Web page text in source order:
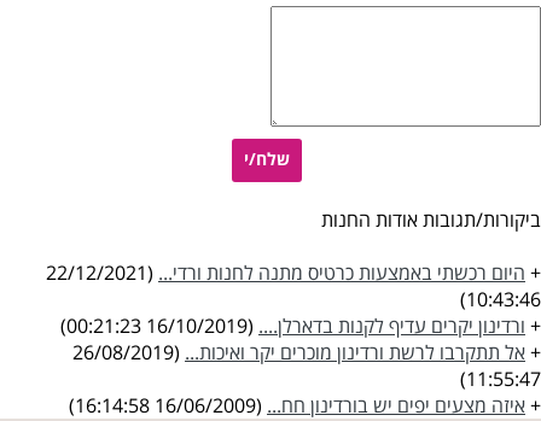
שלח/י
ביקורות/תגובות אודות החנות
+ היום רכשתי באמצעות כרטיס מתנה לחנות ורדי... (22/12/2021
10:43:46)
+ ורדינון יקרים עדיף לקנות בדארלן.... (16/10/2019 00:21:23)
+אל תתקרבו לרשת ורדינון מוכרים יקר ואיכות... (26/08/2019
11:55:47)
+איזה מצעים יפים יש בורדינון חח... (16/06/2009 16:14:58)